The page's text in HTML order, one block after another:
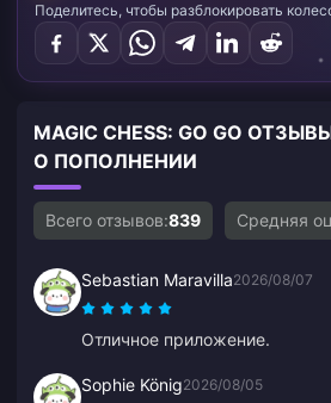
Поделитесь, чтобы разблокировать
MAGIC CHESS: GO GO
О ПОПОЛНЕНИИ
Всего отзывов:839 Средняя
Sebastian Maravilla2026/08/07
Отличное приложение.
Sophie König2026/08/05